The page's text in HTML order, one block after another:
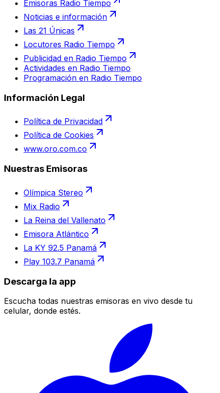
Emisoras Radio Tiempo
Noticias e información
Las 21 Únicas
Locutores Radio Tiempo
Publicidad en Radio Tiempo
Actividades en Radio Tiempo
Programación en Radio Tiempo
Información Legal
Política de Privacidad
Política de Cookies
www.oro.com.co
Nuestras Emisoras
Olímpica Stereo
Mix Radio
La Reina del Vallenato
Emisora Atlántico
La KY 92.5 Panamá
Play 103.7 Panamá
Descarga la app
Escucha todas nuestras emisoras en vivo desde tu
celular, donde estés.